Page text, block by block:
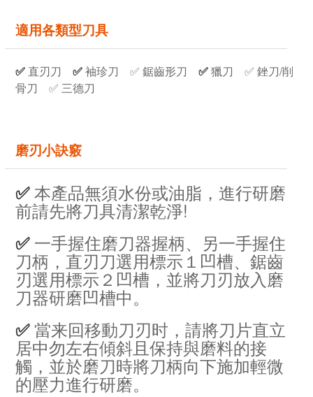
適用各類型刀具
✅ 直刃刀 ✅袖珍刀 ✅ 鋸齒形刀 ✅獵刀 ✅ 銼刀/削
骨刀
✅ 三德刀
磨刃小訣竅
✅本產品無須水份或油脂，進行研磨
前請先將刀具清潔乾淨!
✅ 一手握住磨刀器握柄、另一手握住
刀柄，直刃刀選用標示１凹槽、鋸齒
刃選用標示２凹槽，並將刀刃放入磨
刀器研磨凹槽中。
✅當来回移動刀刃时，請將刀片直立
居中勿左右傾斜且保持與磨料的接
觸，並於磨刀時將刀柄向下施加輕微
的壓力進行研磨。